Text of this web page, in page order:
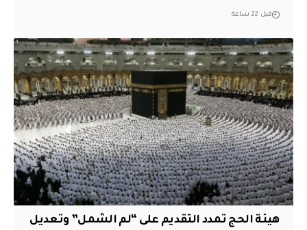
قبل 22 ساعة
هيئة الحج تمدد التقديم على “لم الشمل” وتعديل